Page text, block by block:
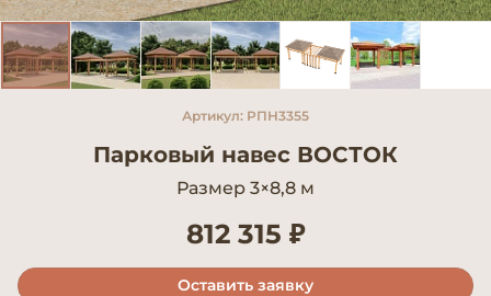
Артикул: РПН3355
Парковый навес ВОСТОК
Размер 3×8,8 м
812 315 ₽
Оставить заявку